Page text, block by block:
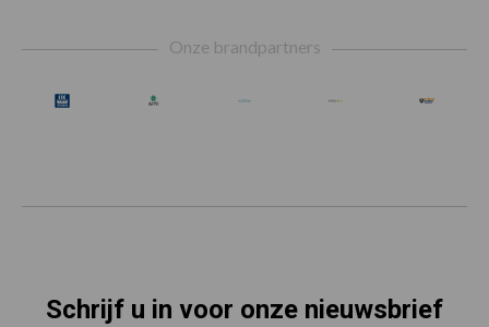
Onze brandpartners
Schrijf u in voor onze nieuwsbrief